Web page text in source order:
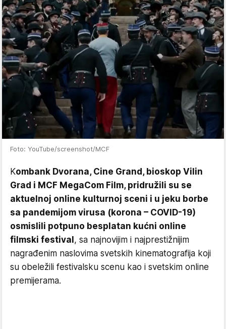
Foto: YouTube/screenshot/MCF
Kombank Dvorana, Cine Grand, bioskop Vilin
Grad i MCF MegaCom Film, pridružili su se
aktuelnoj online kulturnoj sceni i u jeku borbe
sa pandemijom virusa (korona – COVID-19)
osmislili potpuno besplatan kućni online
filmski festival , sa najnovijim i najprestižnijim
nagrađenim naslovima svetskih kinematografija koji
su obeležili festivalsku scenu kao i svetskim online
premijerama.